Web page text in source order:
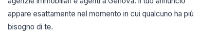
appare esattamente nel momento in cui qualcuno ha più
bisogno di te.